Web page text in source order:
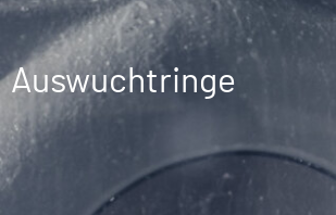
Auswuchtringe